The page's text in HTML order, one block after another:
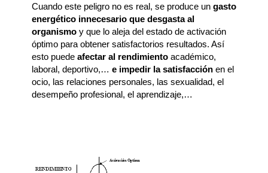
Cuando este peligro no es real, se produce un gasto
energético innecesario que desgasta al
organismo y que lo aleja del estado de activación
óptimo para obtener satisfactorios resultados. Así
esto puede afectar al rendimiento académico,
laboral, deportivo,… e impedir la satisfacción en el
ocio, las relaciones personales, las sexualidad, el
desempeño profesional, el aprendizaje,…